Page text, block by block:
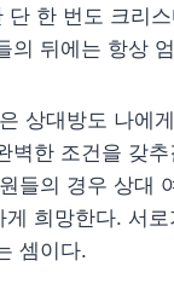
단 한 번도 크리
의 뒤에는 항상
상대방도 나에
벽한 조건을 갖
들의 경우 상대
희망한다. 서
셈이다.